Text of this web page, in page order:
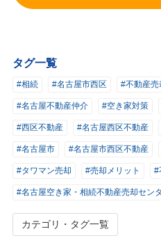
タグ一覧
#相続 #名古屋市西区 #不動産売
#名古屋不動産仲介 #空き家対策
#西区不動産 #名古屋西区不動産
#名古屋市 #名古屋市西区不動産
#タワマン売却 #売却メリット #
#名古屋空き家・相続不動産売却セン
カテゴリ・タグ一覧